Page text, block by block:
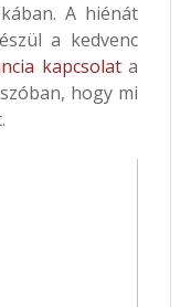
A hiénát
a kedvenc
kapcsolata
hogy mi